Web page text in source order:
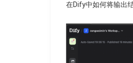
在Dify中如何将输出